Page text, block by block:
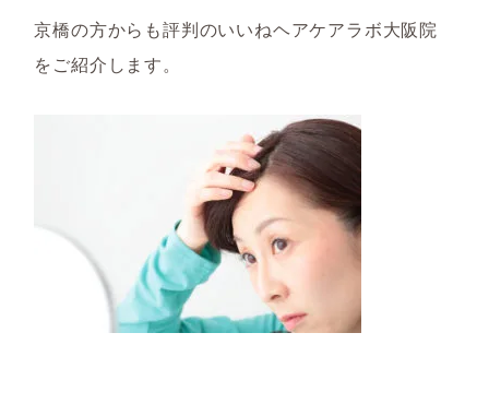
京橋の方からも評判のいいねヘアケアラボ大阪院
をご紹介します。